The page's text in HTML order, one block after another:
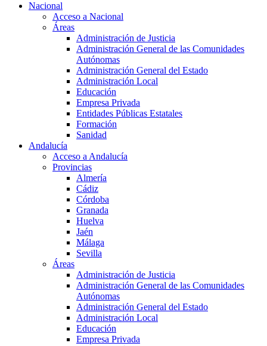
Nacional
Acceso a Nacional
Áreas
Administración de Justicia
Administración General de las Comunidades
Autónomas
Administración General del Estado
Administración Local
Educación
Empresa Privada
Entidades Públicas Estatales
Formación
Sanidad
Andalucía
Acceso a Andalucía
Provincias
Almería
Cádiz
Córdoba
Granada
Huelva
Jaén
Málaga
Sevilla
Áreas
Administración de Justicia
Administración General de las Comunidades
Autónomas
Administración General del Estado
Administración Local
Educación
Empresa Privada